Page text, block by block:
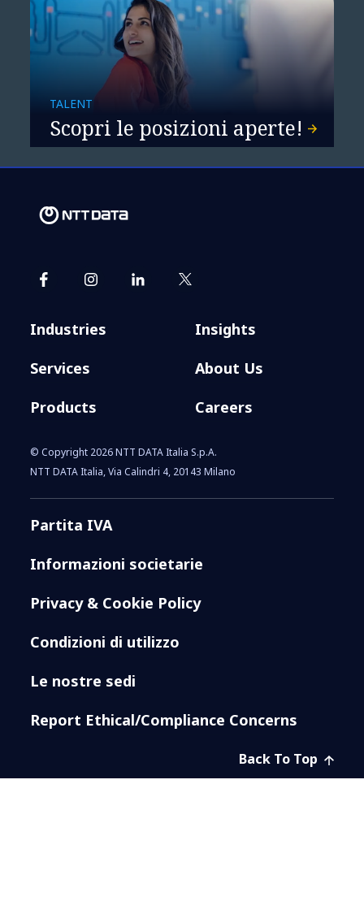
TALENT
Scopri le posizioni aperte!
Industries
Services
Products
Insights
About Us
Careers
© Copyright 2026 NTT DATA Italia S.p.A.
NTT DATA Italia, Via Calindri 4, 20143 Milano
Partita IVA
Informazioni societarie
Privacy & Cookie Policy
Condizioni di utilizzo
Le nostre sedi
Report Ethical/Compliance Concerns
Back To Top